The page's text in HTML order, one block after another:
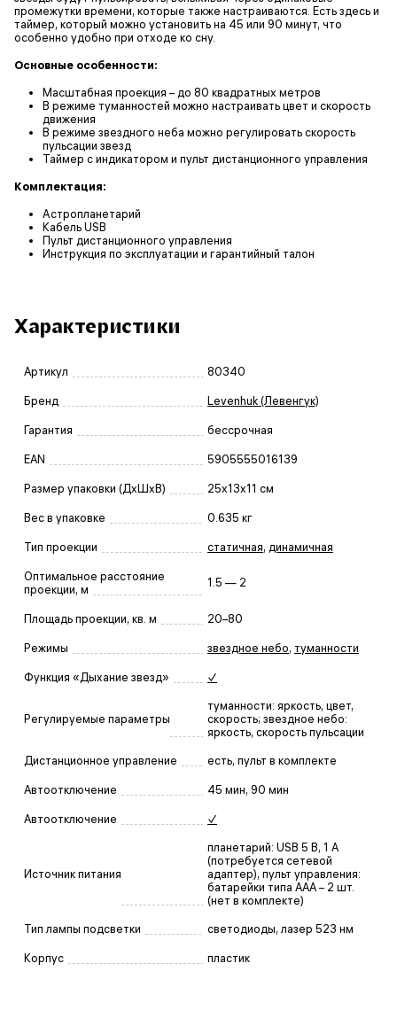
промежутки времени, которые также настраиваются. Есть здесь и
таймер, который можно установить на 45 или 90 минут, что
особенно удобно при отходе ко сну.
Основные особенности:
Масштабная проекция – до 80 квадратных метров
В режиме туманностей можно настраивать цвет и скорость
движения
В режиме звездного неба можно регулировать скорость
пульсации звезд
Таймер с индикатором и пульт дистанционного управления
Комплектация:
Астропланетарий
Кабель USB
Пульт дистанционного управления
Инструкция по эксплуатации и гарантийный талон
Характеристики
Артикул 80340
Бренд Levenhuk (Левенгук)
Гарантия бессрочная
EAN 5905555016139
Размер упаковки (ДxШxВ) 25x13x11 см
Вес в упаковке 0.635 кг
Тип проекции статичная, динамичная
Оптимальное расстояние
проекции, м
1.5 — 2
Площадь проекции, кв. м 20–80
Режимы звездное небо, туманности
Функция «Дыхание звезд» ✓
Регулируемые параметры
туманности: яркость, цвет,
скорость; звездное небо:
яркость, скорость пульсации
Дистанционное управление есть, пульт в комплекте
Автоотключение 45 мин, 90 мин
Автоотключение ✓
Источник питания
планетарий: USB 5 В, 1 А
(потребуется сетевой
адаптер), пульт управления:
батарейки типа AAA – 2 шт.
(нет в комплекте)
Тип лампы подсветки светодиоды, лазер 523 нм
Корпус пластик